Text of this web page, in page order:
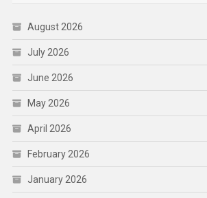
August 2026
July 2026
June 2026
May 2026
April 2026
February 2026
January 2026